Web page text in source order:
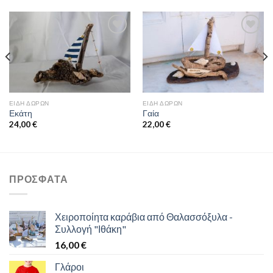
Προσθήκη
στη
wishlist
ΕΊΔΗ ΔΏΡΩΝ
Εκάτη
24,00€
Προσθήκη
στη
wishlist
ΕΊΔΗ ΔΏΡΩΝ
Γαία
22,00€
ΠΡΌΣΦΑΤΑ
Χειροποίητα καράβια από Θαλασσόξυλα -
Συλλογή "Ιθάκη"
16,00€
Γλάροι